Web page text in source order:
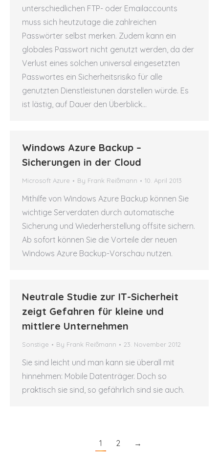
unterschiedlichen FTP- oder Emailaccounts
muss sich heutzutage die zahlreichen
Passwörter selbst merken. Zudem kann ein
globales Passwort nicht genutzt werden, da der
Verlust eines solchen universal eingesetzten
Passwortes ein Sicherheitsrisiko für alle
genutzten Dienstleistunen darstellen würde. Es
ist lästig, auf Dauer den Überblick…
Windows Azure Backup –
Sicherungen in der Cloud
Microsoft Azure By Frank Reißmann 10. April 2013
Mithilfe von Windows Azure Backup können Sie
wichtige Serverdaten durch automatische
Sicherung und Wiederherstellung offsite sichern.
Ab sofort können Sie die Vorteile der neuen
Windows Azure Backup-Vorschau nutzen.
Neutrale Studie zur IT-Sicherheit
zeigt Gefahren für kleine und
mittlere Unternehmen
Sonstige By Frank Reißmann 23. November 2012
Sie sind leicht und man kann sie überall mit
hinnehmen: Mobile Datenträger. Doch so
praktisch sie sind, so gefährlich sind sie auch.
1 2 →